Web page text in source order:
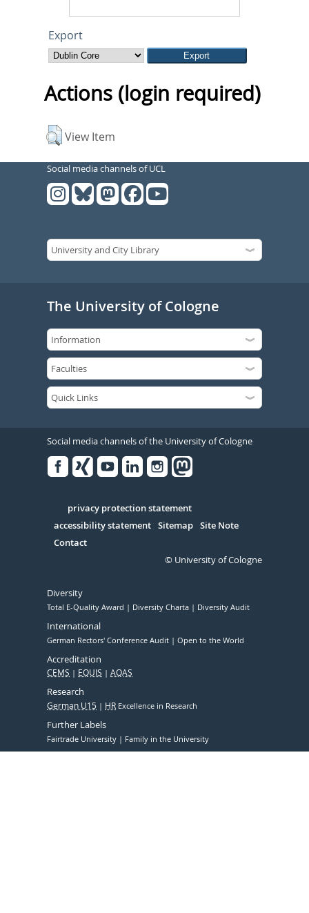
Export
Actions (login required)
View Item
Social media channels of UCL
The University of Cologne
Social media channels of the University of Cologne
Serivce
privacy protection statement
accessibility statement Sitemap Site Note
Contact
© University of Cologne
Diversity
Total E-Quality Award Diversity Charta Diversity Audit
International
German Rectors' Conference Audit Open to the World
Accreditation
CEMS EQUIS AQAS
Research
German U15 HR Excellence in Research
Further Labels
Fairtrade University Family in the University